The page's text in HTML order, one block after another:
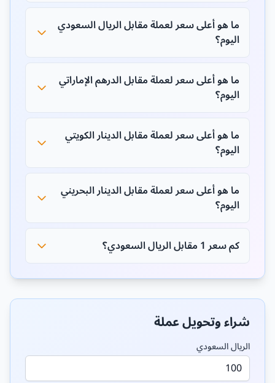
ما هو أعلى سعر لعملة مقابل الريال السعودي
اليوم؟
ما هو أعلى سعر لعملة مقابل الدرهم الإماراتي
اليوم؟
ما هو أعلى سعر لعملة مقابل الدينار الكويتي
اليوم؟
ما هو أعلى سعر لعملة مقابل الدينار البحريني
اليوم؟
كم سعر 1 مقابل الريال السعودي؟
شراء وتحويل عملة
الريال السعودي